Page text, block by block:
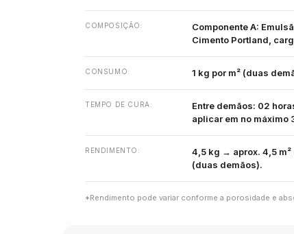
COMPOSIÇÃO:
Componente A:
Cimento Portland,
CONSUMO: 1 kg por m² (duas
TEMPO DE CURA:
Entre demãos: 02
aplicar em no máximo
RENDIMENTO:
4,5 kg → aprox. 4,5
(duas demãos).
*Rendimento pode variar conforme a porosidade e